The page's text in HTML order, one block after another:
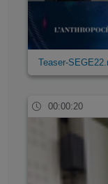
Teaser-
00:00:20